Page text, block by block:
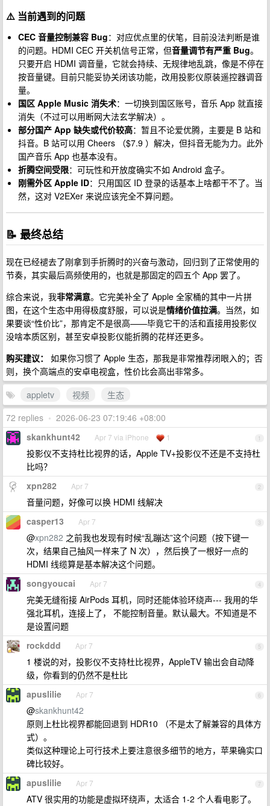
⚠️ 当前遇到的问题
CEC 音量控制兼容 Bug：对应优点里的伏笔，目前没法判断是谁
的问题。HDMI CEC 开关机信号正常，但音量调节有严重 Bug。
只要开启 HDMI 调音量，它就会持续、无规律地乱跳，像是不停在
按音量键。目前只能妥协关闭该功能，改用投影仪原装遥控器调音
量。
国区 Apple Music 消失术：一切换到国区账号，音乐 App 就直接
消失（不过可以用断网大法玄学解决）。
部分国产 App 缺失或代价较高：暂且不论爱优腾，主要是 B 站和
抖音。B 站可以用 Cheers （$7.9 ）解决，但抖音无能为力。此外
国产音乐 App 也基本没有。
折腾空间受限：可玩性和开放度确实不如 Android 盒子。
刚需外区 Apple ID：只用国区 ID 登录的话基本上啥都干不了。当
然，这对 V2EXer 来说应该完全不算问题。
📝 最终总结
现在已经褪去了刚拿到手折腾时的兴奋与激动，回归到了正常使用的
节奏，其实最后高频使用的，也就是那固定的四五个 App 罢了。
综合来说，我非常满意。它完美补全了 Apple 全家桶的其中一片拼
图，在这个生态中用得极度舒服，可以说是情绪价值拉满。当然，如
果要谈“性价比”，那肯定不是很高——毕竟它干的活和直接用投影仪
没啥本质区别，甚至安卓投影仪能折腾的花样还更多。
购买建议：
如果你习惯了 Apple 生态，那我是非常推荐闭眼入的；否
则，换个高端点的安卓电视盒，性价比会高出非常多。
appletv
视频
生态
72 replies • 2026-06-23 07:19:46 +08:00
1
skankhunt42 Apr 7 via iPhone 1
投影仪不支持杜比视界的话，Apple TV+投影仪不还是不支持杜
比吗？
2
xpn282 Apr 7
音量问题，好像可以换 HDMI 线解决
3
casper13 Apr 7
@xpn282 之前我也发现有时候“乱蹦达”这个问题（按下键一
次，结果自己抽风一样来了 N 次），然后换了一根好一点的
HDMI 线缆算是基本解决这个问题。
4
songyoucai Apr 7
完美无缝衔接 AirPods 耳机，同时还能体验环绕声--- 我用的华
强北耳机，连接上了， 不能控制音量。默认最大。不知道是不
是设置问题
5
rockddd Apr 7
1 楼说的对，投影仪不支持杜比视界，AppleTV 输出会自动降
级，你看到的仍然不是杜比
6
apuslilie Apr 7
@skankhunt42
原则上杜比视界都能回退到 HDR10 （不是太了解兼容的具体方
式）。
类似这种理论上可行技术上要注意很多细节的地方，苹果确实口
碑比较好。
7
apuslilie Apr 7
ATV 很实用的功能是虚拟环绕声，太适合 1-2 个人看电影了。